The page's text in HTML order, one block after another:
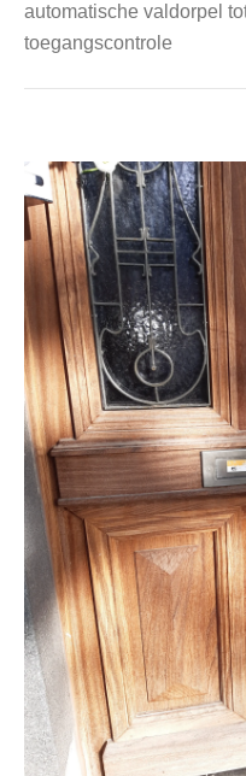
automatische valdorpel
toegangscontrole